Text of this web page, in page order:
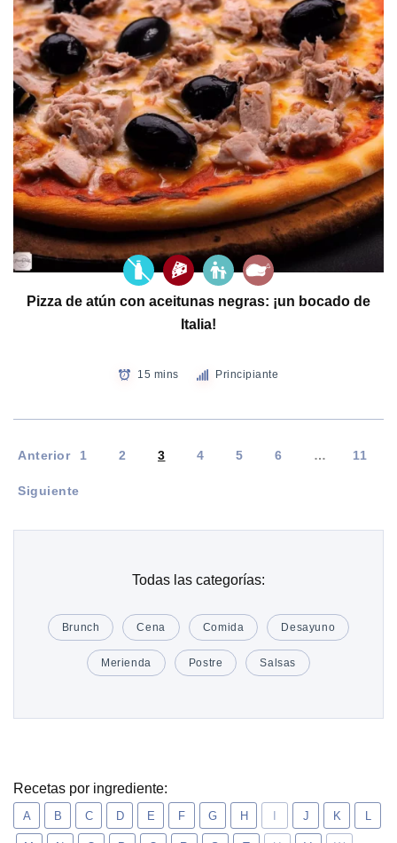
Pizza de atún con aceitunas negras: ¡un bocado de
Italia!
15 mins Principiante
Anterior 1 2 3 4 5 6 … 11
Siguiente
Todas las categorías:
Brunch Cena Comida Desayuno
Merienda Postre Salsas
Recetas por ingrediente:
A B C D E F G H I J K L